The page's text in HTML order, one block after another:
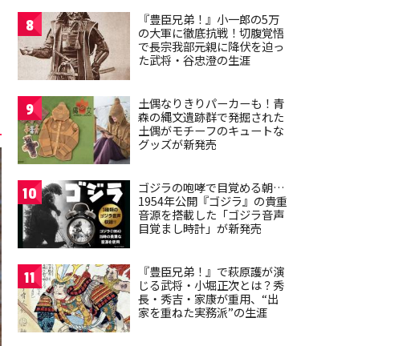
8
『豊臣兄弟！』小一郎の5万
の大軍に徹底抗戦！切腹覚悟
で長宗我部元親に降伏を迫っ
た武将・谷忠澄の生涯
9
土偶なりきりパーカーも！青
森の縄文遺跡群で発掘された
土偶がモチーフのキュートな
グッズが新発売
10
ゴジラの咆哮で目覚める朝…
1954年公開『ゴジラ』の貴重
音源を搭載した「ゴジラ音声
目覚まし時計」が新発売
11
『豊臣兄弟！』で萩原護が演
じる武将・小堀正次とは？秀
長・秀吉・家康が重用、“出
家を重ねた実務派”の生涯